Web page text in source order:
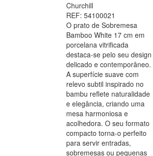
Churchill
REF: 54100021
O prato de Sobremesa
Bamboo White 17 cm em
porcelana vitrificada
destaca-se pelo seu design
delicado e contemporâneo.
A superfície suave com
relevo subtil inspirado no
bambu reflete naturalidade
e elegância, criando uma
mesa harmoniosa e
acolhedora. O seu formato
compacto torna-o perfeito
para servir entradas,
sobremesas ou pequenas